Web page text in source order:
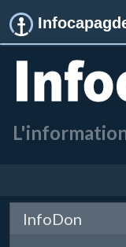
InfoDon